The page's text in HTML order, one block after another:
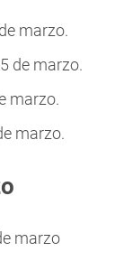
marzo.
de marzo.
marzo.
marzo.
marzo